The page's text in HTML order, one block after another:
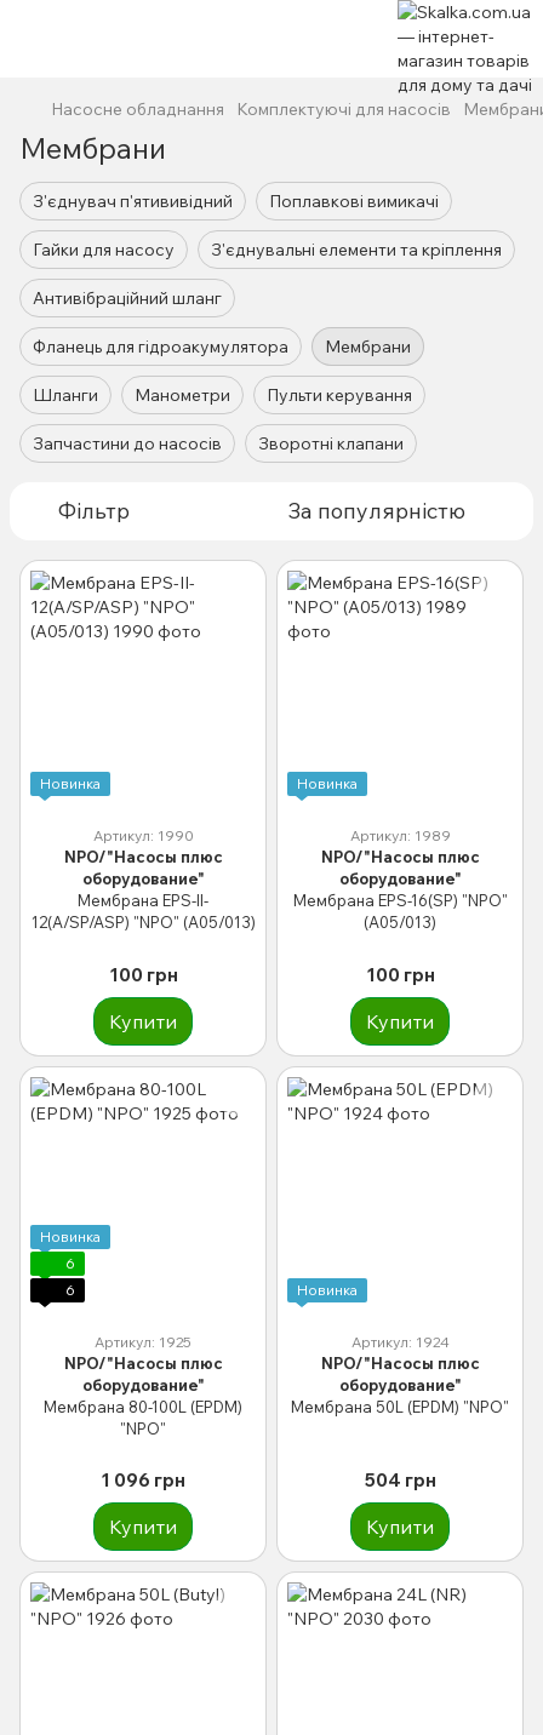
Насосне обладнання Комплектуючі для насосів
Мембрани
З'єднувач п'ятививідний Поплавкові вимикачі
Гайки для насосу З'єднувальні елементи та кріплення
Антивібраційний шланг
Фланець для гідроакумулятора Мембрани
Шланги Манометри Пульти керування
Запчастини до насосів Зворотні клапани
Фільтр За популярністю
Новинка
Артикул: 1990
NPO/"Насосы плюс
оборудование"
Мембрана EPS-II-
12(A/SP/ASP) "NPO" (A05/013)
100 грн
Купити
Новинка
Артикул: 1989
NPO/"Насосы плюс
оборудование"
Мембрана EPS-16(SP) "NPO"
(A05/013)
100 грн
Купити
Новинка
6
6
Артикул: 1925
NPO/"Насосы плюс
оборудование"
Мембрана 80-100L (EPDM)
"NPO"
1 096 грн
Купити
Новинка
Артикул: 1924
NPO/"Насосы плюс
оборудование"
Мембрана 50L (EPDM) "NPO"
504 грн
Купити